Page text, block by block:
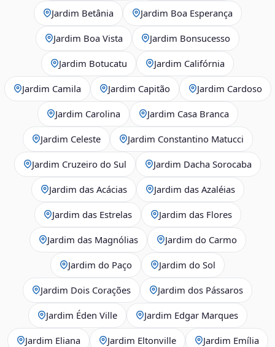
Jardim Betânia Jardim Boa Esperança
Jardim Boa Vista Jardim Bonsucesso
Jardim Botucatu Jardim Califórnia
Jardim Camila Jardim Capitão Jardim Cardoso
Jardim Carolina Jardim Casa Branca
Jardim Celeste Jardim Constantino Matucci
Jardim Cruzeiro do Sul Jardim Dacha Sorocaba
Jardim das Acácias Jardim das Azaléias
Jardim das Estrelas Jardim das Flores
Jardim das Magnólias Jardim do Carmo
Jardim do Paço Jardim do Sol
Jardim Dois Corações Jardim dos Pássaros
Jardim Éden Ville Jardim Edgar Marques
Jardim Eliana Jardim Eltonville Jardim Emília